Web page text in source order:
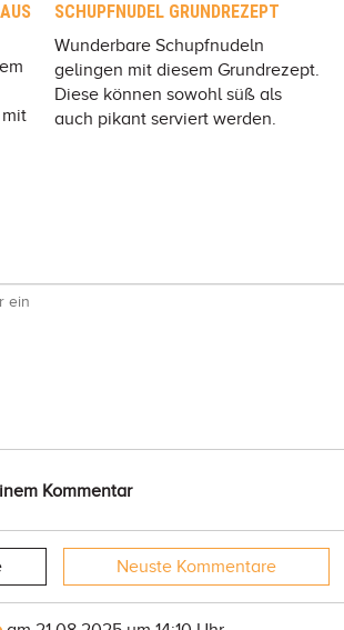
SCHUPFNUDEL GRUNDREZEPT
Wunderbare Schupfnudeln
gelingen mit diesem Grundrezept.
Diese können sowohl süß als
auch pikant serviert werden.
Kommentar
Neuste Kommentare